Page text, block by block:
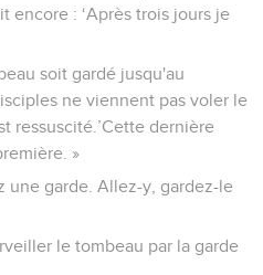
encore : ‘Après trois jours je
soit gardé jusqu'au
ne viennent pas voler le
ressuscité.’Cette dernière
»
une garde. Allez-y, gardez-le
le tombeau par la garde